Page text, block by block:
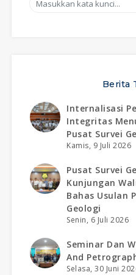
Berita
Internalisasi
Integritas
Pusat Survei
Kamis, 9 Juli 2026
Pusat Survei
Kunjungan
Bahas Usulan
Geologi
Senin, 6 Juli 2026
Seminar Dan
And
Selasa, 30 Juni